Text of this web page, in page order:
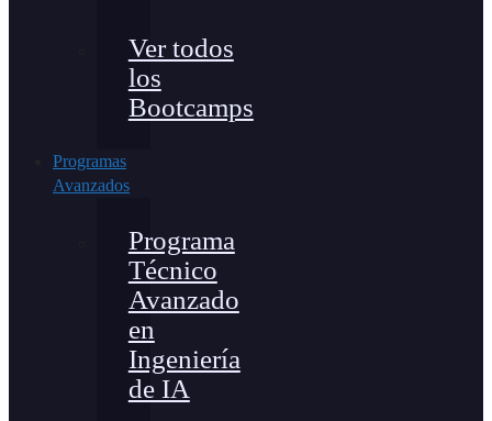
Ver todos
los
Bootcamps
Programas
Avanzados
Programa
Técnico
Avanzado
en
Ingeniería
de IA